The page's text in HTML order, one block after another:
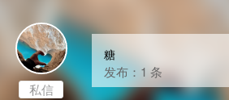
私信
糖
发布：1 条